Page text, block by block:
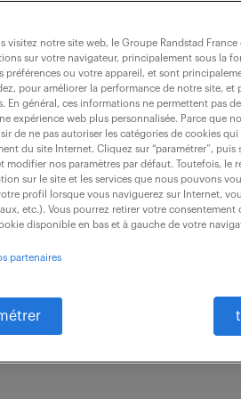
en aéronautique
intérim 9 mois
mission de 1 mois pour
pour mission longue
visitez notre site web, le Groupe Randstad
sur votre navigateur, principalement sous la
préférences ou votre appareil, et sont
pour améliorer la performance de notre site,
En général, ces informations ne permettent pas
expérience web plus personnalisée. Parce que
de ne pas autoriser les catégories de cookies
du site Internet. Cliquez sur “paramétrer”, puis
modifier nos paramètres par défaut. Toutefois, le
sur le site et les services que nous pouvons
profil lorsque vous naviguerez sur Internet,
etc.). Vous pourrez retirer votre
disponible en bas et à gauche de votre
partenaires